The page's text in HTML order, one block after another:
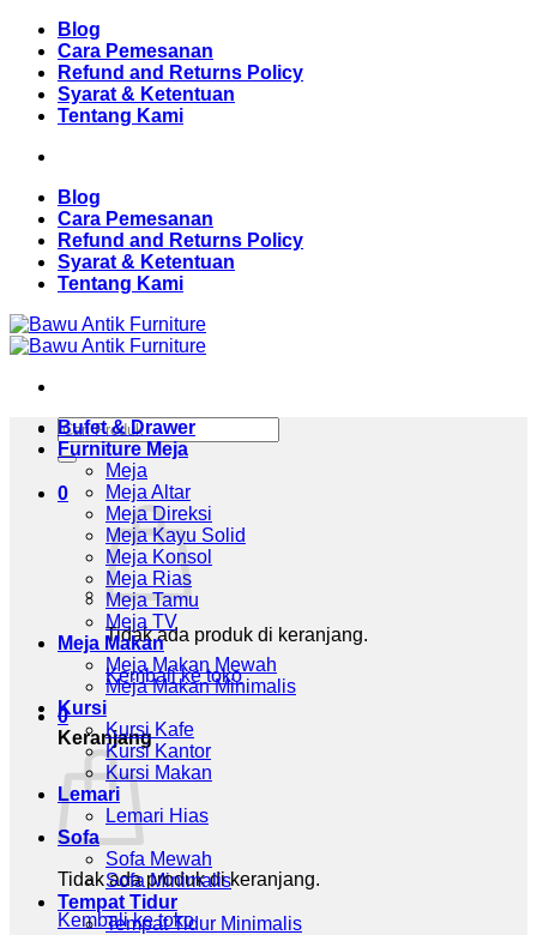
Skip
content
Blog
Cara Pemesanan
Refund and Returns Policy
Syarat & Ketentuan
Tentang Kami
Blog
Cara Pemesanan
Refund and Returns Policy
Syarat & Ketentuan
Tentang Kami
Pencarian
untuk:
0
Tidak ada produk di keranjang.
Kembali ke toko
0
Keranjang
Tidak ada produk di keranjang.
Kembali ke toko
Bufet & Drawer
Furniture Meja
Meja
Meja Altar
Meja Direksi
Meja Kayu Solid
Meja Konsol
Meja Rias
Meja Tamu
Meja TV
Meja Makan
Meja Makan Mewah
Meja Makan Minimalis
Kursi
Kursi Kafe
Kursi Kantor
Kursi Makan
Lemari
Lemari Hias
Sofa
Sofa Mewah
Sofa Minimalis
Tempat Tidur
Tempat Tidur Minimalis